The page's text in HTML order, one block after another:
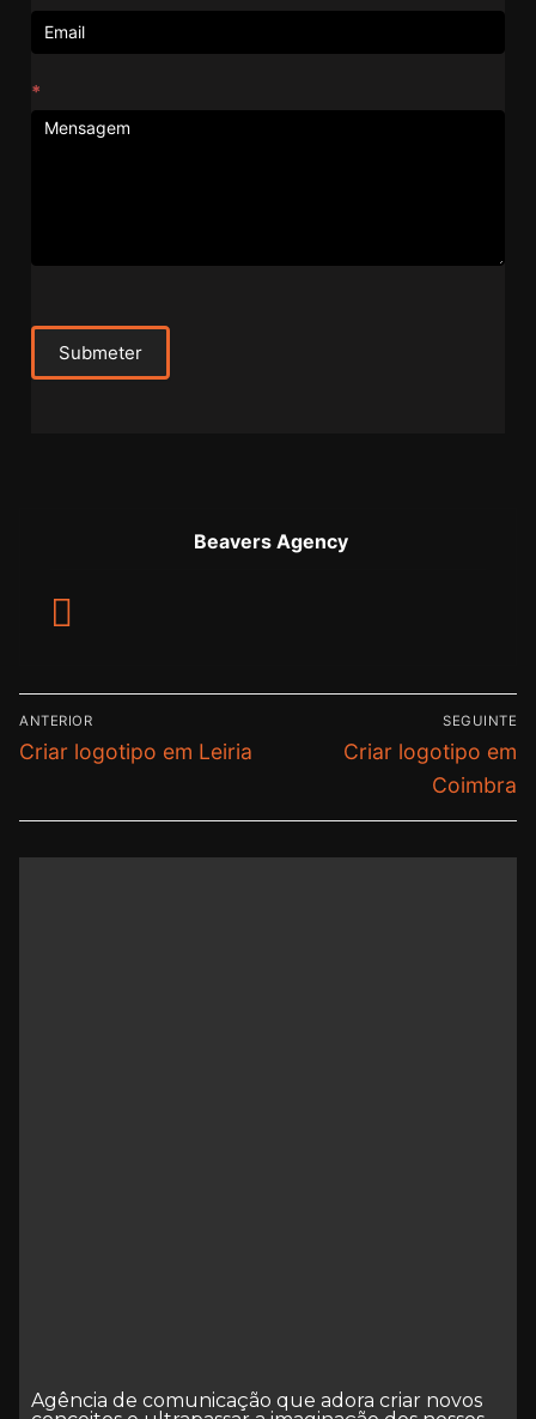
*
Submeter
Beavers Agency
ANTERIOR
Criar logotipo em Leiria
SEGUINTE
Criar logotipo em
Coimbra
Agência de comunicação que adora criar novos